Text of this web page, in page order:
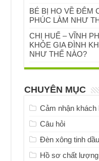
BÉ BỊ HO VỀ ĐÊM
PHÚC LÀM NHƯ
CHỊ HUẾ – VĨNH
KHỎE GIA ĐÌNH
NHƯ THẾ NÀO?
CHUYÊN MỤC
Cảm nhận khách
Câu hỏi
Đèn xông tinh dầu
Hồ sơ chất